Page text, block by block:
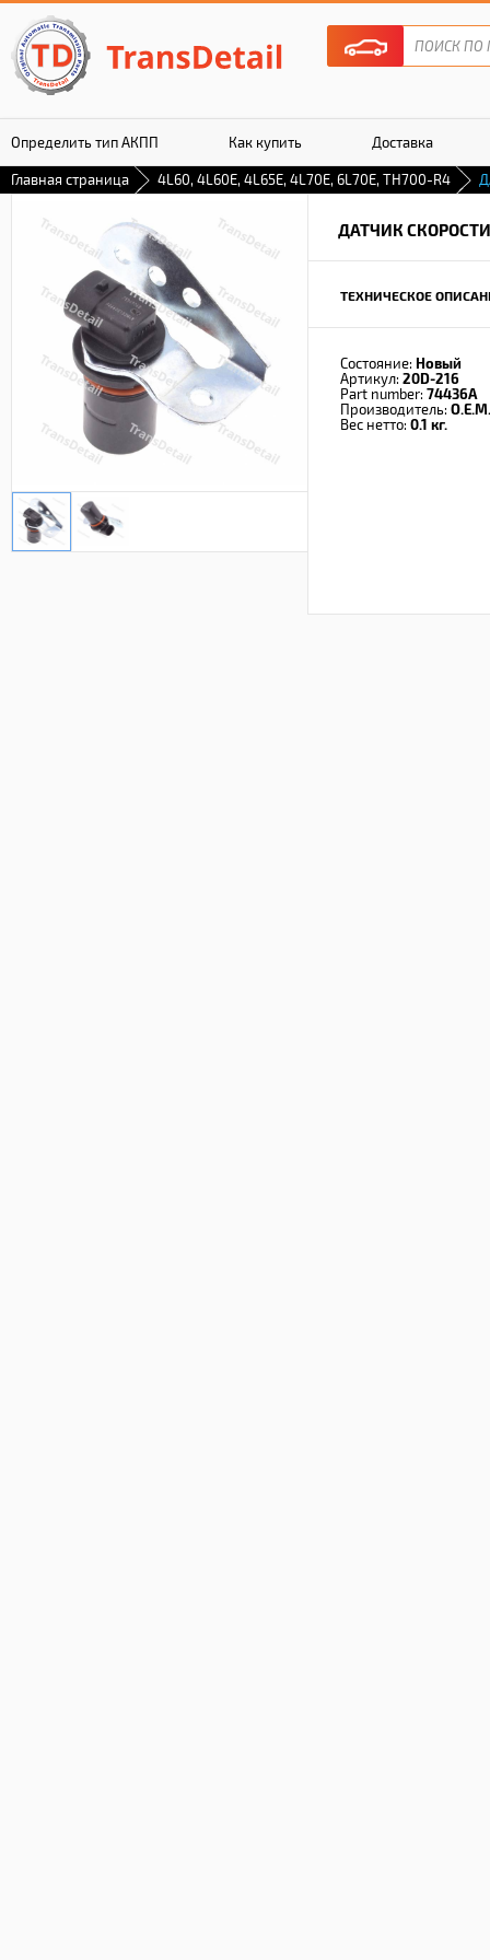
Определить тип АКПП Как купить Доставка
Гарантия
Главная страница 4L60, 4L60E, 4L65E, 4L70E, 6L70E, TH700-R4
ДАТЧИК СКОРОСТИ
ТЕХНИЧЕСКОЕ
Состояние: Новый
Артикул: 20D-216
Part number: 74436A
Производитель: O.E.M.
Вес нетто: 0.1 кг.